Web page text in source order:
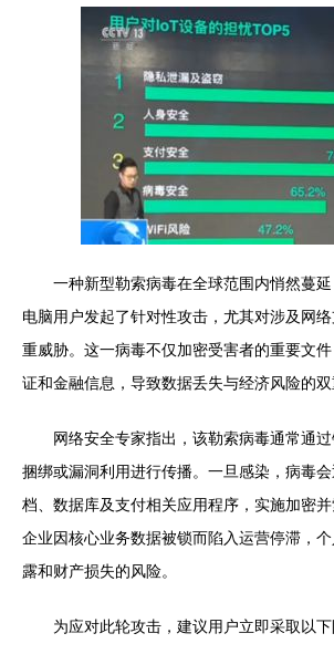
一种新型勒索病毒在全球范围内悄然蔓
电脑用户发起了针对性攻击，尤其对涉及网
重威胁。这一病毒不仅加密受害者的重要文
证和金融信息，导致数据丢失与经济风险的双
网络安全专家指出，该勒索病毒通常通
捆绑或漏洞利用进行传播。一旦感染，病毒
档、数据库及支付相关应用程序，实施加密
企业因核心业务数据被锁而陷入运营停滞，
露和财产损失的风险。
为应对此轮攻击，建议用户立即采取以下